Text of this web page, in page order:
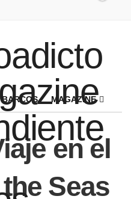
BARCOS MAGAZINE
en el
Seas